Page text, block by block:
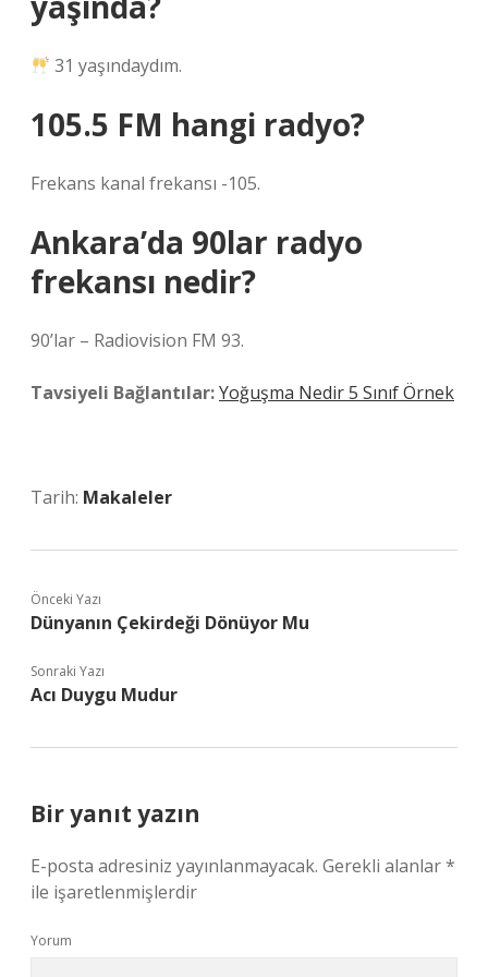
31 yaşındaydım.
105.5 FM hangi radyo?
Frekans kanal frekansı -105.
Ankara’da 90lar radyo
frekansı nedir?
90’lar – Radiovision FM 93.
Tavsiyeli Bağlantılar:Yoğuşma Nedir 5 Sınıf Örnek
Tarih: Makaleler
Önceki Yazı
Dünyanın Çekirdeği Dönüyor Mu
Sonraki Yazı
Acı Duygu Mudur
Bir yanıt yazın
E-posta adresiniz yayınlanmayacak. Gerekli alanlar*
ile işaretlenmişlerdir
Yorum